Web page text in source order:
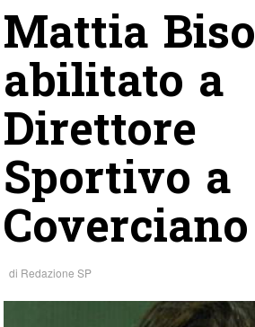
Mattia Biso
abilitato a
Direttore
Sportivo a
Coverciano
di Redazione SP